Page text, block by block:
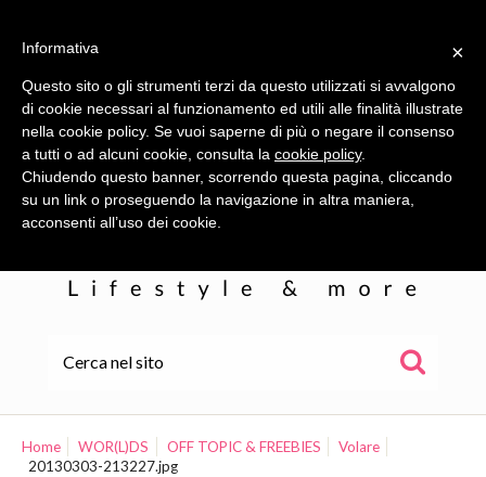
Home WOR(L)DS OFF TOPIC & FREEBIES
Volare
20130303-213227.jpg
×
Informativa
Questo sito o gli strumenti terzi da questo utilizzati si avvalgono
di cookie necessari al funzionamento ed utili alle finalità illustrate
nella cookie policy. Se vuoi saperne di più o negare il consenso
a tutti o ad alcuni cookie, consulta la cookie policy.
Chiudendo questo banner, scorrendo questa pagina, cliccando
su un link o proseguendo la navigazione in altra maniera,
acconsenti all’uso dei cookie.